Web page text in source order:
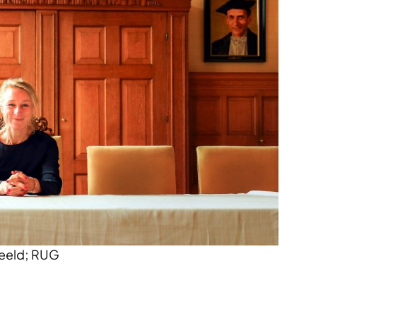
RUG